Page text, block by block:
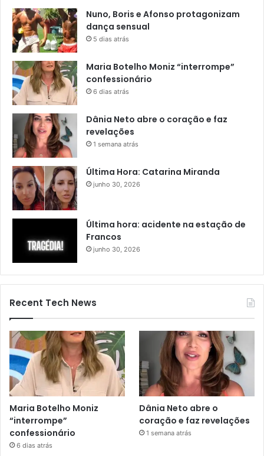
Nuno, Boris e Afonso protagonizam
dança sensual
5 dias atrás
Maria Botelho Moniz “interrompe”
confessionário
6 dias atrás
Dânia Neto abre o coração e faz
revelações
1 semana atrás
Última Hora: Catarina Miranda
junho 30, 2026
Última hora: acidente na estação de
Francos
junho 30, 2026
Recent Tech News
Maria Botelho Moniz
“interrompe”
confessionário
6 dias atrás
Dânia Neto abre o
coração e faz revelações
1 semana atrás